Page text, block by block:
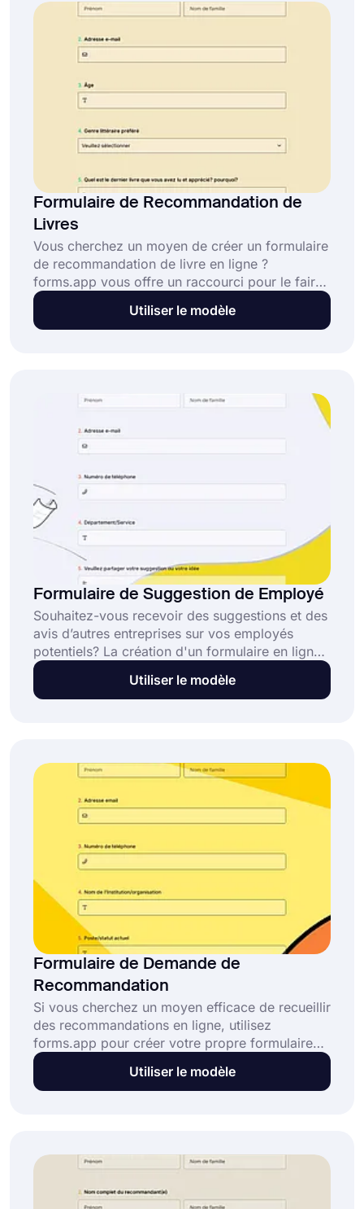
Formulaire de Recommandation de
Livres
Vous cherchez un moyen de créer un formulaire
de recommandation de livre en ligne ?
forms.app vous offre un raccourci pour le faire
et des options de personnalisation avancées.
Ouvrez ce modèle de formulaire de
Utiliser le modèle
Formulaire de Suggestion de Employé
Souhaitez-vous recevoir des suggestions et des
avis d’autres entreprises sur vos employés
potentiels? La création d'un formulaire en ligne
est la clé si vous avez besoin d'un excellent
moyen de collecter et d'analyser les
suggestion d'employé! Commencez dès
aujourd'hui en utilisant le modèle!
Utiliser le modèle
Formulaire de Demande de
Recommandation
Si vous cherchez un moyen efficace de recueillir
des recommandations en ligne, utilisez
forms.app pour créer votre propre formulaire
de demande de recommandation en quelques
étapes. Après avoir créé votre formulaire, vous
aujourd'hui ce modèle de formulaire de
demande de recommandation gratuit.
Utiliser le modèle